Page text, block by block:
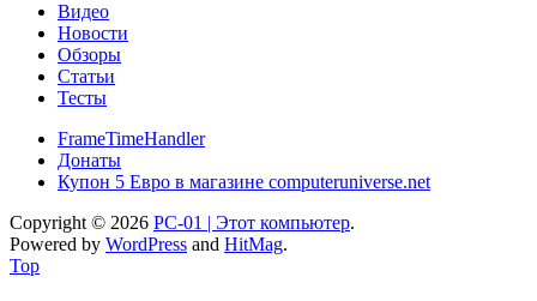
Видео
Новости
Обзоры
Статьи
Тесты
FrameTimeHandler
Донаты
Купон 5 Евро в магазине computeruniverse.net
Copyright © 2026 PC-01 | Этот компьютер.
Powered by WordPress and HitMag.
Top